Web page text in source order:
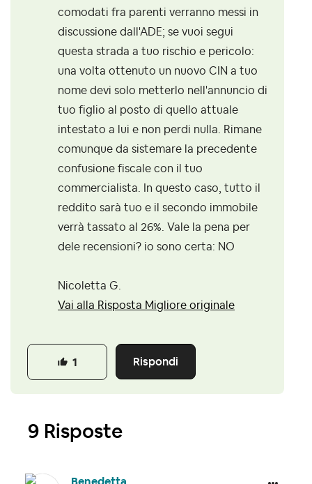
comodati fra parenti verranno messi in
discussione dall'ADE; se vuoi segui
questa strada a tuo rischio e pericolo:
una volta ottenuto un nuovo CIN a tuo
nome devi solo metterlo nell'annuncio di
tuo figlio al posto di quello attuale
intestato a lui e non perdi nulla. Rimane
comunque da sistemare la precedente
confusione fiscale con il tuo
commercialista. In questo caso, tutto il
reddito sarà tuo e il secondo immobile
verrà tassato al 26%. Vale la pena per
dele recensioni? io sono certa: NO
Nicoletta G.
Vai alla Risposta Migliore originale
Rispondi
1
9 Risposte
Benedetta